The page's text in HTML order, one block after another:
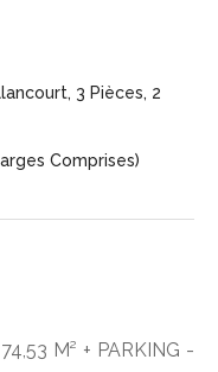
3 Pièces, 2
Comprises)
M² + PARKING -